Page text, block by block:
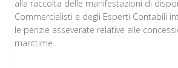
alla raccolta delle manifestazioni di
Commercialisti e degli Esperti Contabili
le perizie asseverate relative alle
marittime.